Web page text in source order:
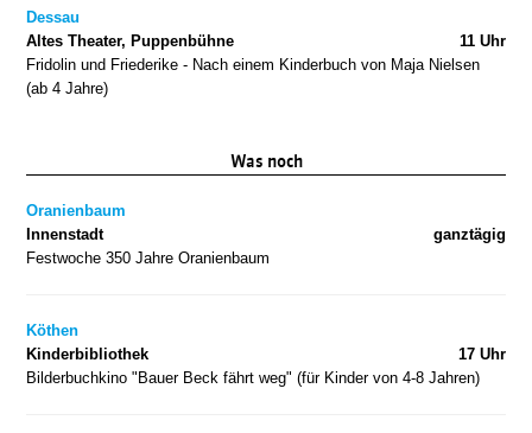
Dessau
11 Uhr
Altes Theater, Puppenbühne
Fridolin und Friederike - Nach einem Kinderbuch von Maja Nielsen
(ab 4 Jahre)
Was noch
Oranienbaum
ganztägig
Innenstadt
Festwoche 350 Jahre Oranienbaum
Köthen
17 Uhr
Kinderbibliothek
Bilderbuchkino "Bauer Beck fährt weg" (für Kinder von 4-8 Jahren)